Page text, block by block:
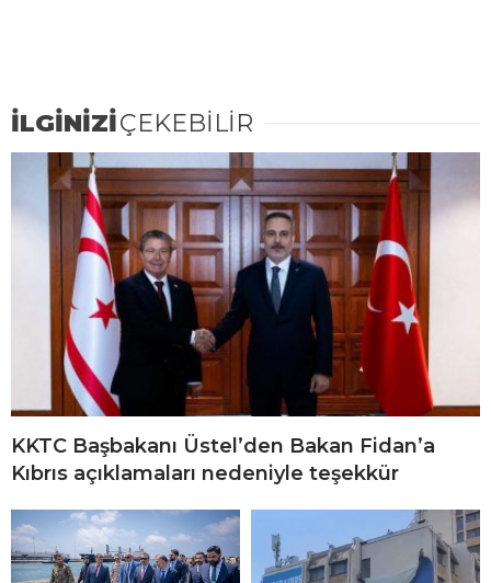
İLGİNİZİÇEKEBİLİR
KKTC Başbakanı Üstel’den Bakan Fidan’a
Kıbrıs açıklamaları nedeniyle teşekkür